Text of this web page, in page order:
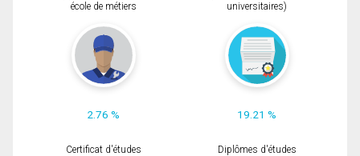
école de métiers
2.76 %
universitaires)
19.21 %
Certificat d'études
Diplômes d'études